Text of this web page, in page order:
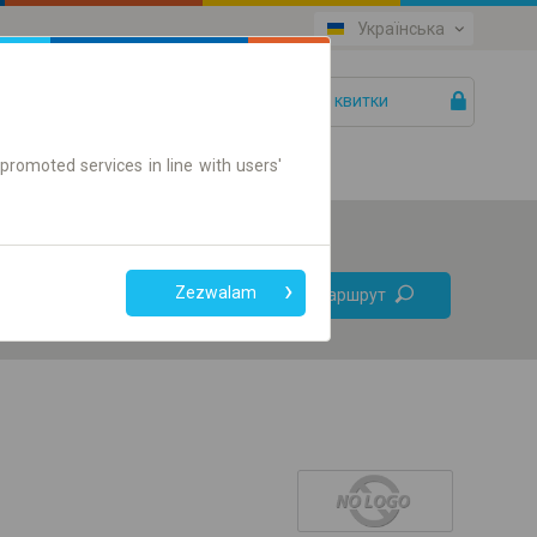
Українська
Ваші квитки
Тільки онлайн квиток
Знайти маршрут
+
services in line with users'
Zezwalam